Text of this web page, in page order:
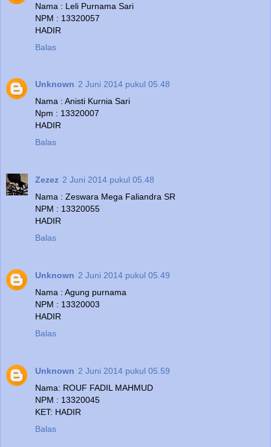
Nama : Leli Purnama Sari
NPM : 13320057
HADIR
Balas
Unknown 2 Juni 2014 pukul 05.48
Nama : Anisti Kurnia Sari
Npm : 13320007
HADIR
Balas
Zezez 2 Juni 2014 pukul 05.48
Nama : Zeswara Mega Faliandra SR
NPM : 13320055
HADIR
Balas
Unknown 2 Juni 2014 pukul 05.49
Nama : Agung purnama
NPM : 13320003
HADIR
Balas
Unknown 2 Juni 2014 pukul 05.59
Nama: ROUF FADIL MAHMUD
NPM : 13320045
KET: HADIR
Balas